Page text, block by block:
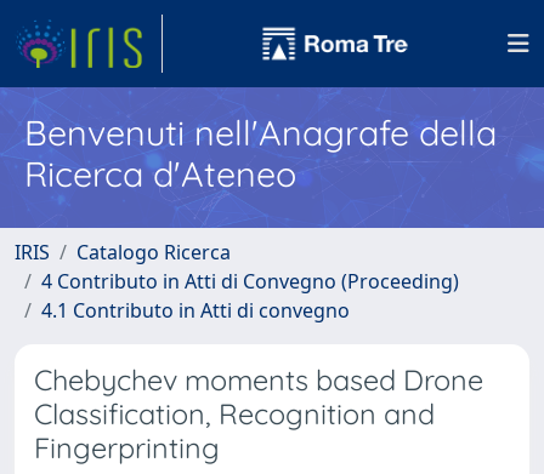
Benvenuti nell'Anagrafe della
Ricerca d'Ateneo
IRIS
Catalogo Ricerca
4 Contributo in Atti di Convegno (Proceeding)
4.1 Contributo in Atti di convegno
Chebychev moments based Drone
Classification, Recognition and
Fingerprinting